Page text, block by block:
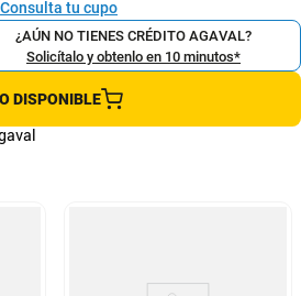
Consulta tu cupo
¿AÚN NO TIENES CRÉDITO AGAVAL?
Solicítalo y obtenlo en 10 minutos*
DISPONIBLE